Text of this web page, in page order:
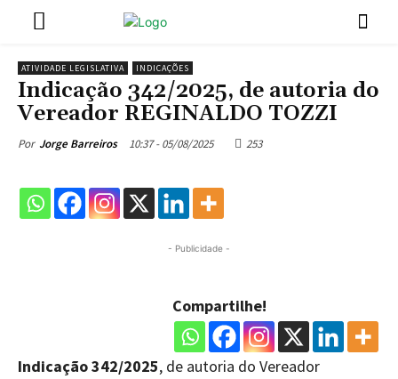
ATIVIDADE LEGISLATIVA INDICAÇÕES
Indicação 342/2025, de autoria do
Vereador REGINALDO TOZZI
Por Jorge Barreiros 10:37 - 05/08/2025 253
- Publicidade -
Compartilhe!
Indicação 342/2025, de autoria do Vereador